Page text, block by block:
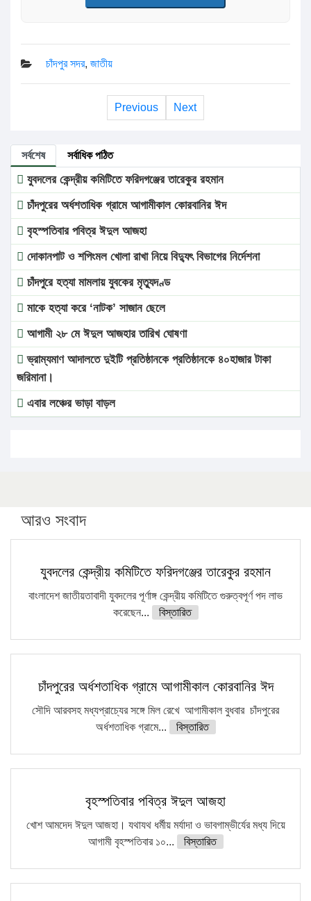
চাঁদপুর সদর, জাতীয়
Previous Next
সর্বশেষ সর্বাধিক পঠিত
যুবদলের কেন্দ্রীয় কমিটিতে ফরিদগঞ্জের তারেকুর রহমান
চাঁদপুরের অর্ধশতাধিক গ্রামে আগামীকাল কোরবানির ঈদ
বৃহস্পতিবার পবিত্র ঈদুল আজহা
দোকানপাট ও শপিংমল খোলা রাখা নিয়ে বিদ্যুৎ বিভাগের নির্দেশনা
চাঁদপুরে হত্যা মামলায় যুবকের মৃত্যুদণ্ড
মাকে হত্যা করে ‘নাটক’ সাজান ছেলে
আগামী ২৮ মে ঈদুল আজহার তারিখ ঘোষণা
ভ্রাম্যমাণ আদালতে দুইটি প্রতিষ্ঠানকে প্রতিষ্ঠানকে ৪০হাজার টাকা
জরিমানা।
এবার লঞ্চের ভাড়া বাড়ল
সারা দেশে বজ্রাঘাতে ১৪ জনের প্রাণহানি
ফরিদগঞ্জে আগুনে পুড়লো ৬ ব্যবসা প্রতিষ্ঠান
আরও সংবাদ
যুবদলের কেন্দ্রীয় কমিটিতে ফরিদগঞ্জের তারেকুর রহমান
বাংলাদেশ জাতীয়তাবাদী যুবদলের পূর্ণাঙ্গ কেন্দ্রীয় কমিটিতে গুরুত্বপূর্ণ পদ লাভ
করেছেন...
বিস্তারিত
চাঁদপুরের অর্ধশতাধিক গ্রামে আগামীকাল কোরবানির ঈদ
সৌদি আরবসহ মধ্যপ্রাচ্যের সঙ্গে মিল রেখে আগামীকাল বুধবার চাঁদপুরের
অর্ধশতাধিক গ্রামে...
বিস্তারিত
বৃহস্পতিবার পবিত্র ঈদুল আজহা
খোশ আমদেদ ঈদুল আজহা। যথাযথ ধর্মীয় মর্যাদা ও ভাবগাম্ভীর্যের মধ্য দিয়ে
আগামী বৃহস্পতিবার ১০...
বিস্তারিত